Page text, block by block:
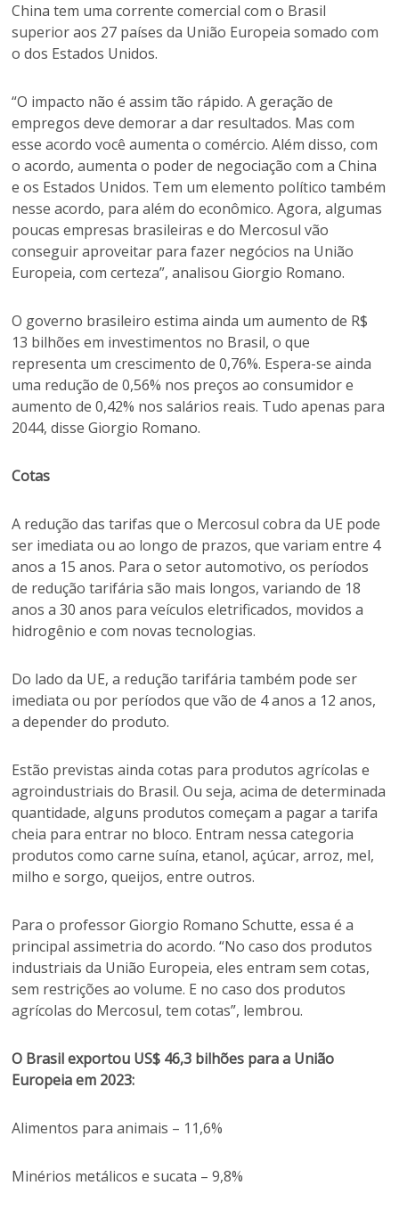
China tem uma corrente comercial com o Brasil
superior aos 27 países da União Europeia somado com
o dos Estados Unidos.
“O impacto não é assim tão rápido. A geração de
empregos deve demorar a dar resultados. Mas com
esse acordo você aumenta o comércio. Além disso, com
o acordo, aumenta o poder de negociação com a China
e os Estados Unidos. Tem um elemento político também
nesse acordo, para além do econômico. Agora, algumas
poucas empresas brasileiras e do Mercosul vão
conseguir aproveitar para fazer negócios na União
Europeia, com certeza”, analisou Giorgio Romano.
O governo brasileiro estima ainda um aumento de R$
13 bilhões em investimentos no Brasil, o que
representa um crescimento de 0,76%. Espera-se ainda
uma redução de 0,56% nos preços ao consumidor e
aumento de 0,42% nos salários reais. Tudo apenas para
2044, disse Giorgio Romano.
Cotas
A redução das tarifas que o Mercosul cobra da UE pode
ser imediata ou ao longo de prazos, que variam entre 4
anos a 15 anos. Para o setor automotivo, os períodos
de redução tarifária são mais longos, variando de 18
anos a 30 anos para veículos eletrificados, movidos a
hidrogênio e com novas tecnologias.
Do lado da UE, a redução tarifária também pode ser
imediata ou por períodos que vão de 4 anos a 12 anos,
a depender do produto.
Estão previstas ainda cotas para produtos agrícolas e
agroindustriais do Brasil. Ou seja, acima de determinada
quantidade, alguns produtos começam a pagar a tarifa
cheia para entrar no bloco. Entram nessa categoria
produtos como carne suína, etanol, açúcar, arroz, mel,
milho e sorgo, queijos, entre outros.
Para o professor Giorgio Romano Schutte, essa é a
principal assimetria do acordo. “No caso dos produtos
industriais da União Europeia, eles entram sem cotas,
sem restrições ao volume. E no caso dos produtos
agrícolas do Mercosul, tem cotas”, lembrou.
O Brasil exportou US$ 46,3 bilhões para a União
Europeia em 2023:
Alimentos para animais – 11,6%
Minérios metálicos e sucata – 9,8%